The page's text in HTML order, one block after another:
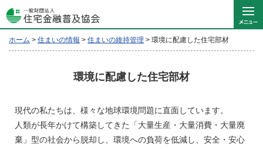
ホーム > 住まいの情報 > 住まいの維持管理 > 環境に配慮した住宅部材
環境に配慮した住宅部材
現代の私たちは、様々な地球環境問題に直面しています。
人類が長年かけて構築してきた「大量生産・大量消費・大量廃
棄」型の社会から脱却し、環境への負荷を低減し、安全・安心